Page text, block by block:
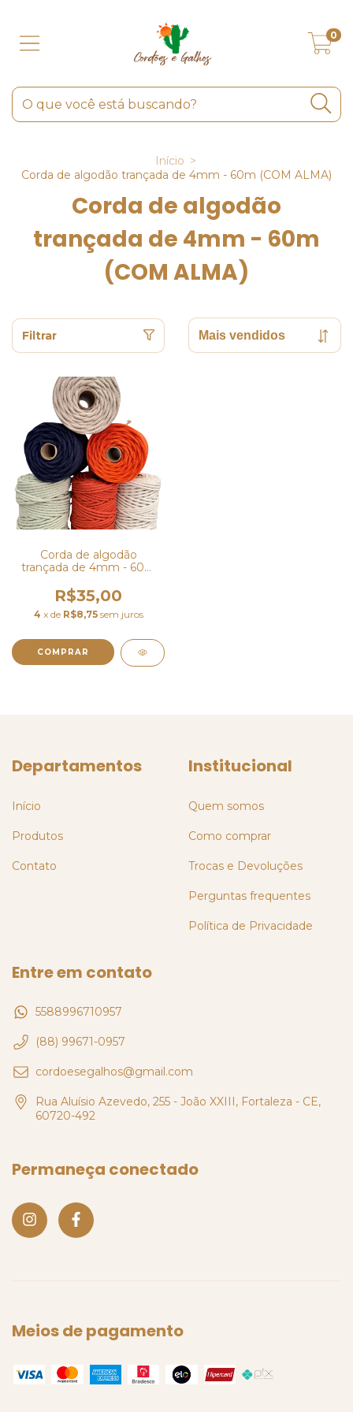
0
Início >
Corda de algodão trançada de 4mm - 60m (COM ALMA)
Corda de algodão
trançada de 4mm - 60m
(COM ALMA)
Filtrar
Corda de algodão
trançada de 4mm - 60m
R$35,00
4 x de R$8,75 sem juros
COMPRAR
Departamentos
Início
Produtos
Contato
Institucional
Quem somos
Como comprar
Trocas e Devoluções
Perguntas frequentes
Política de Privacidade
Entre em contato
5588996710957
(88) 99671-0957
cordoesegalhos@gmail.com
Rua Aluísio Azevedo, 255 - João XXIII, Fortaleza - CE,
60720-492
Permaneça conectado
Meios de pagamento